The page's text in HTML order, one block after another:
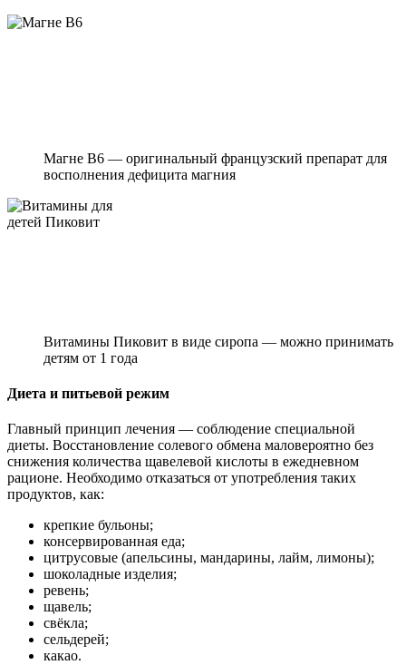
Магне В6 — оригинальный французский препарат для
восполнения дефицита магния
Витамины Пиковит в виде сиропа — можно принимать
детям от 1 года
Диета и питьевой режим
Главный принцип лечения — соблюдение специальной
диеты. Восстановление солевого обмена маловероятно без
снижения количества щавелевой кислоты в ежедневном
рационе. Необходимо отказаться от употребления таких
продуктов, как:
крепкие бульоны;
консервированная еда;
цитрусовые (апельсины, мандарины, лайм, лимоны);
шоколадные изделия;
ревень;
щавель;
свёкла;
сельдерей;
какао.